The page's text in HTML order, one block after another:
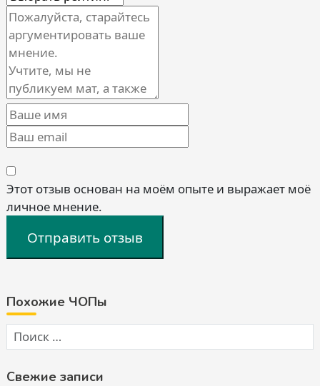
Этот отзыв основан на моём опыте и выражает моё
личное мнение.
Отправить отзыв
Похожие ЧОПы
Свежие записи